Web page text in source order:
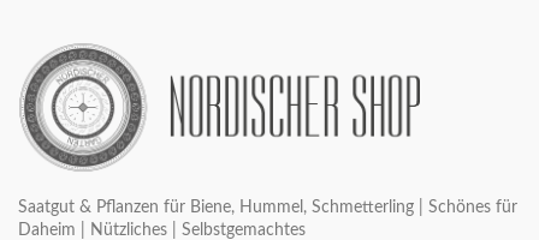
Saatgut & Pflanzen für Biene, Hummel, Schmetterling | Schönes für
Daheim | Nützliches | Selbstgemachtes